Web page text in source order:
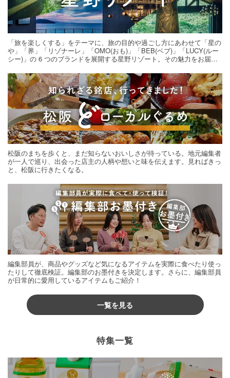
「旅を楽しくする」をテーマに、旅の目的や過ごし方にあわせて「星の
や」「界」「リゾナーレ」「OMO(おも)」「BEB(ベブ)」「LUCY(ルー
シー)」の 6 つのブランドを展開する星野リゾート。その魅力をお届け
松阪のまちを歩くと、まだ知らないおいしさが待っている。地元編集者
が一人で巡り、出会った店主の人柄や想いと味を伝えます。見ればきっ
と、松阪に行きたくなる。
編集部員が、商品やグッズなど気になるアイテムを実際に食べたり使っ
たりして徹底検証。編集部のお墨付きを決定します。さらに、編集部員
が日常的に愛用しているアイテムもご紹介！
一覧を見る
特集一覧